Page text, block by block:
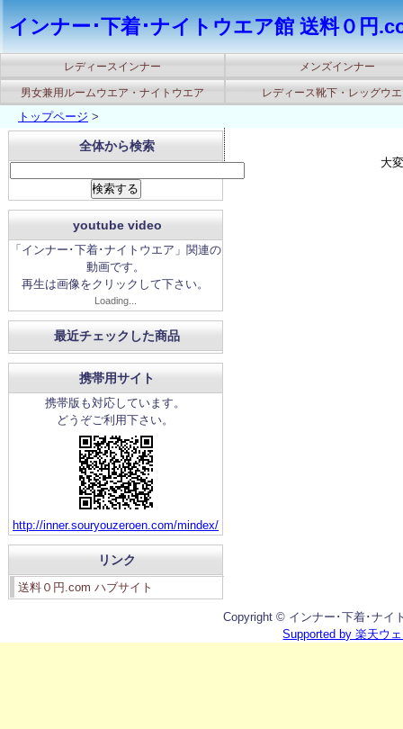
インナー･下着･ナイトウエア館 送料０円
レディースインナー メンズインナー
男女兼用ルームウエア・ナイトウエア レディース靴下・レッグウ
トップページ >
大
全体から検索
youtube video
「インナー･下着･ナイトウエア」関連の
動画です。
再生は画像をクリックして下さい。
Loading...
最近チェックした商品
携帯用サイト
携帯版も対応しています。
どうぞご利用下さい。
http://inner.souryouzeroen.com/mindex/
リンク
送料０円.com ハブサイト
Copyright © インナー･下着･ナイ
Supported by 楽天ウ